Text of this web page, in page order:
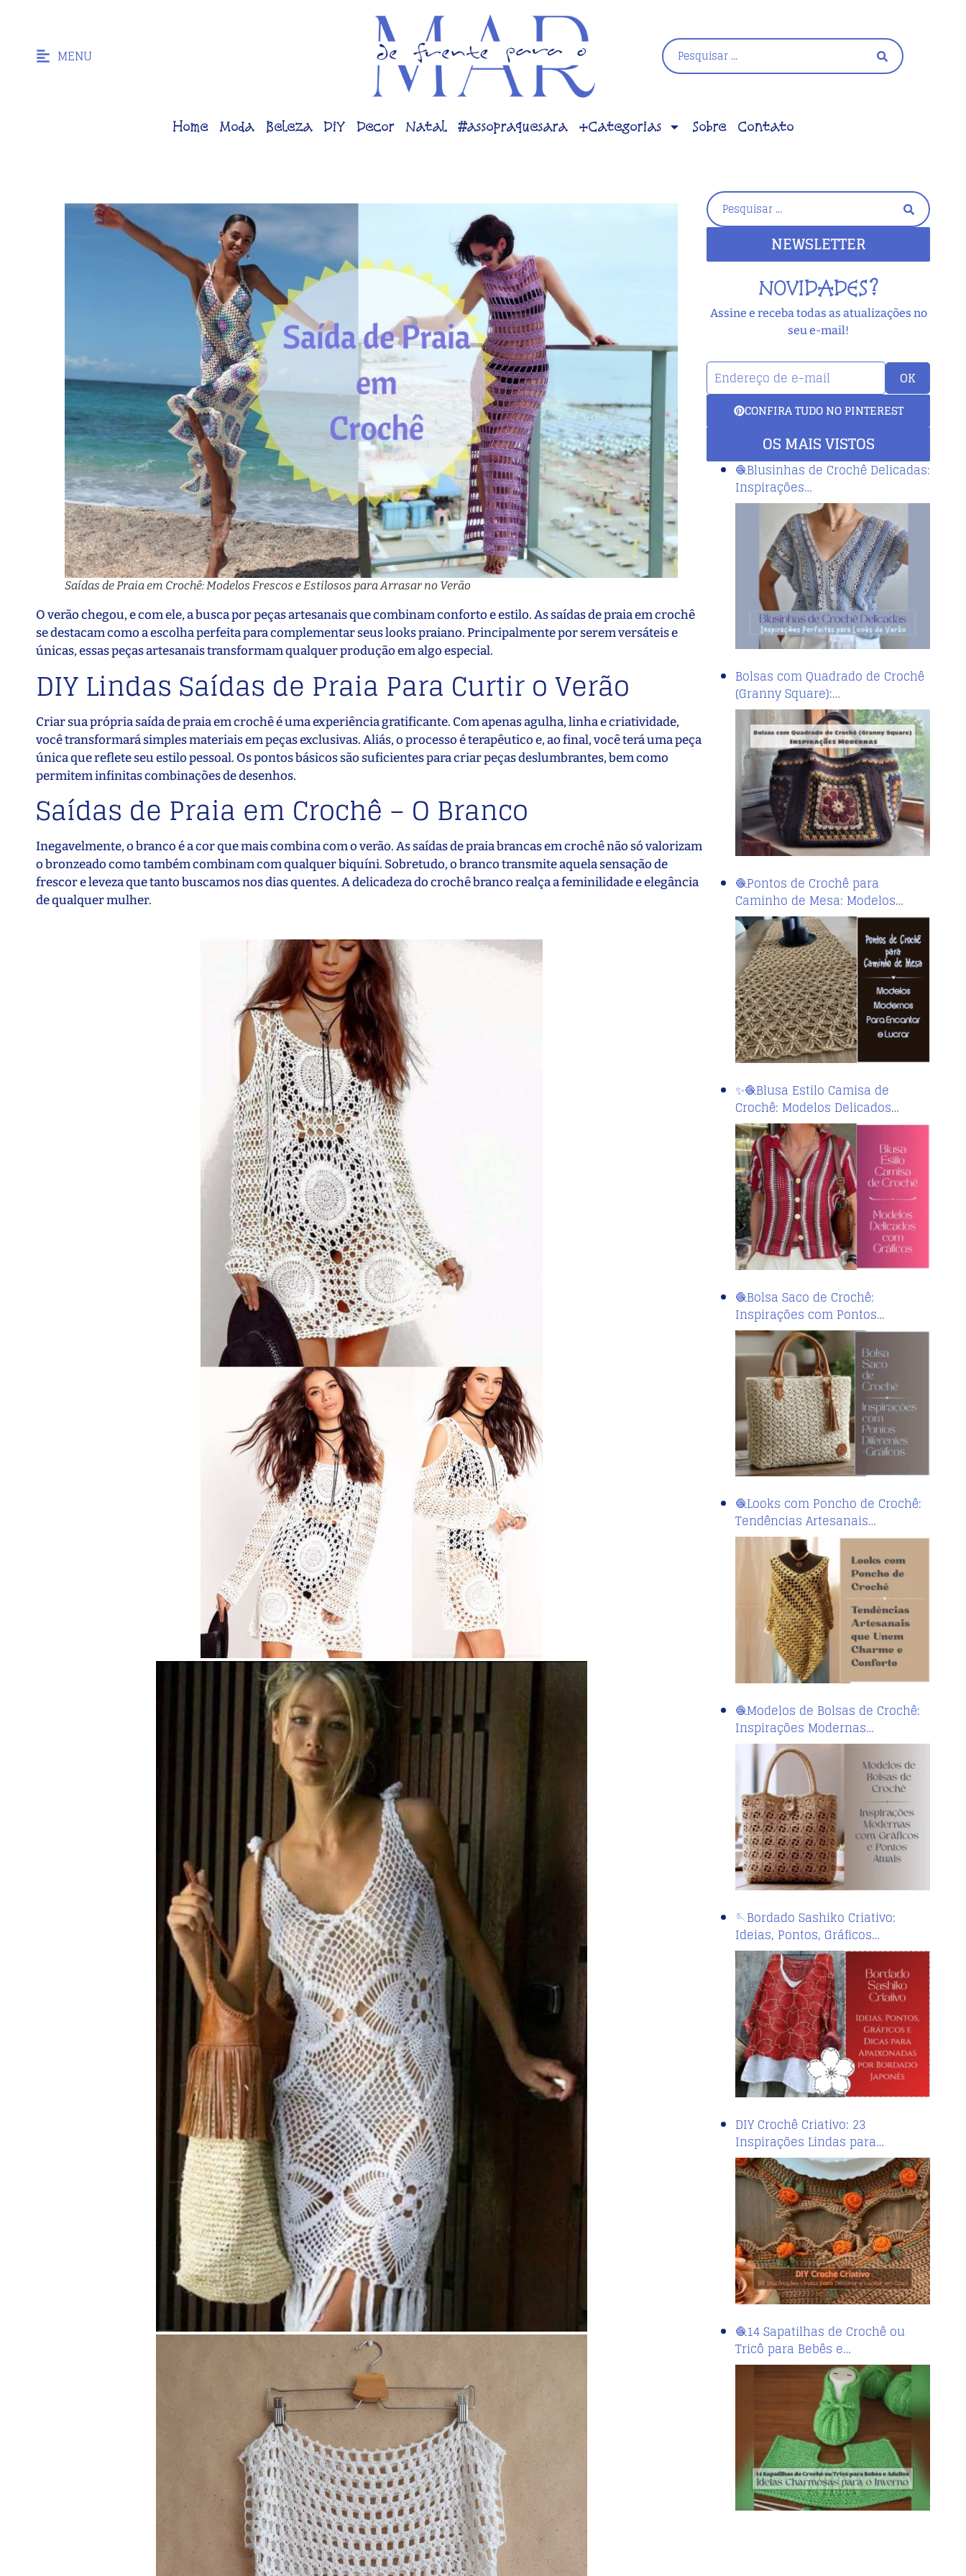
MENU
Home Moda Beleza DiY Decor Natal #assopraquesara +Categorias Sobre Contato
Saídas de Praia em Crochê: Modelos Frescos e Estilosos para Arrasar no Verão
O verão chegou, e com ele, a busca por peças artesanais que combinam conforto e estilo. As saídas de praia em crochê
se destacam como a escolha perfeita para complementar seus looks praiano. Principalmente por serem versáteis e
únicas, essas peças artesanais transformam qualquer produção em algo especial.
DIY Lindas Saídas de Praia Para Curtir o Verão
Criar sua própria saída de praia em crochê é uma experiência gratificante. Com apenas agulha, linha e criatividade,
você transformará simples materiais em peças exclusivas. Aliás, o processo é terapêutico e, ao final, você terá uma peça
única que reflete seu estilo pessoal. Os pontos básicos são suficientes para criar peças deslumbrantes, bem como
permitem infinitas combinações de desenhos.
Saídas de Praia em Crochê – O Branco
Inegavelmente, o branco é a cor que mais combina com o verão. As saídas de praia brancas em crochê não só valorizam
o bronzeado como também combinam com qualquer biquíni. Sobretudo, o branco transmite aquela sensação de
frescor e leveza que tanto buscamos nos dias quentes. A delicadeza do crochê branco realça a feminilidade e elegância
de qualquer mulher.
NEWSLETTER
NOVIDADES?
Assine e receba todas as atualizações no
seu e-mail!
OK
CONFIRA TUDO NO PINTEREST
OS MAIS VISTOS
🧶Blusinhas de Crochê Delicadas:
Inspirações…
Bolsas com Quadrado de Crochê
(Granny Square):…
🧶Pontos de Crochê para
Caminho de Mesa: Modelos…
✨🧶Blusa Estilo Camisa de
Crochê: Modelos Delicados…
🧶Bolsa Saco de Crochê:
Inspirações com Pontos…
🧶Looks com Poncho de Crochê:
Tendências Artesanais…
🧶Modelos de Bolsas de Crochê:
Inspirações Modernas…
🪡Bordado Sashiko Criativo:
Ideias, Pontos, Gráficos…
DIY Crochê Criativo: 23
Inspirações Lindas para…
🧶14 Sapatilhas de Crochê ou
Tricô para Bebês e…